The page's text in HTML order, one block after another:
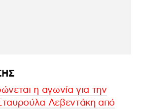
η αγωνία για την
Λεβεντάκη από